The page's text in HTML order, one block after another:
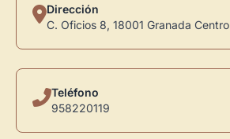
Dirección
C. Oficios 8, 18001 Granada Centro
Teléfono
958220119